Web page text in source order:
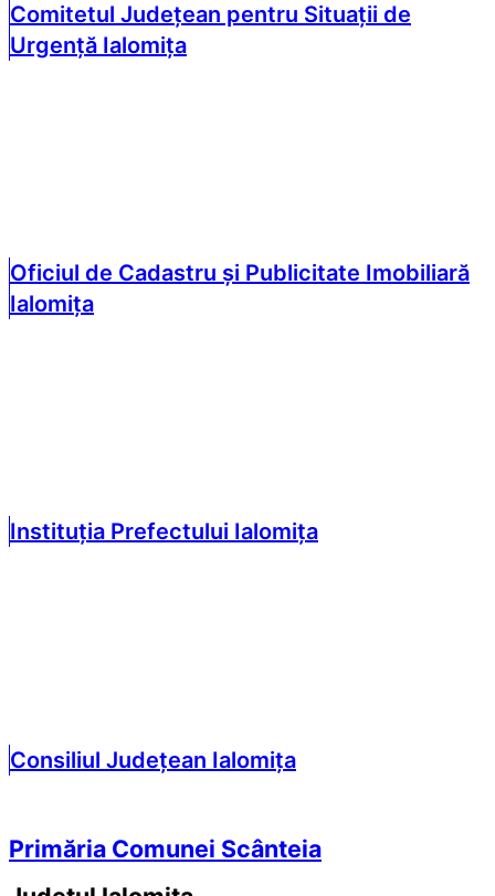
Comitetul Județean pentru Situații de
Urgență Ialomița
Oficiul de Cadastru și Publicitate Imobiliară
Ialomița
Instituția Prefectului Ialomița
Consiliul Județean Ialomița
Primăria Comunei Scânteia